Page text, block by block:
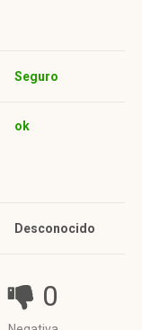
Seguro
ok
Desconocido
0